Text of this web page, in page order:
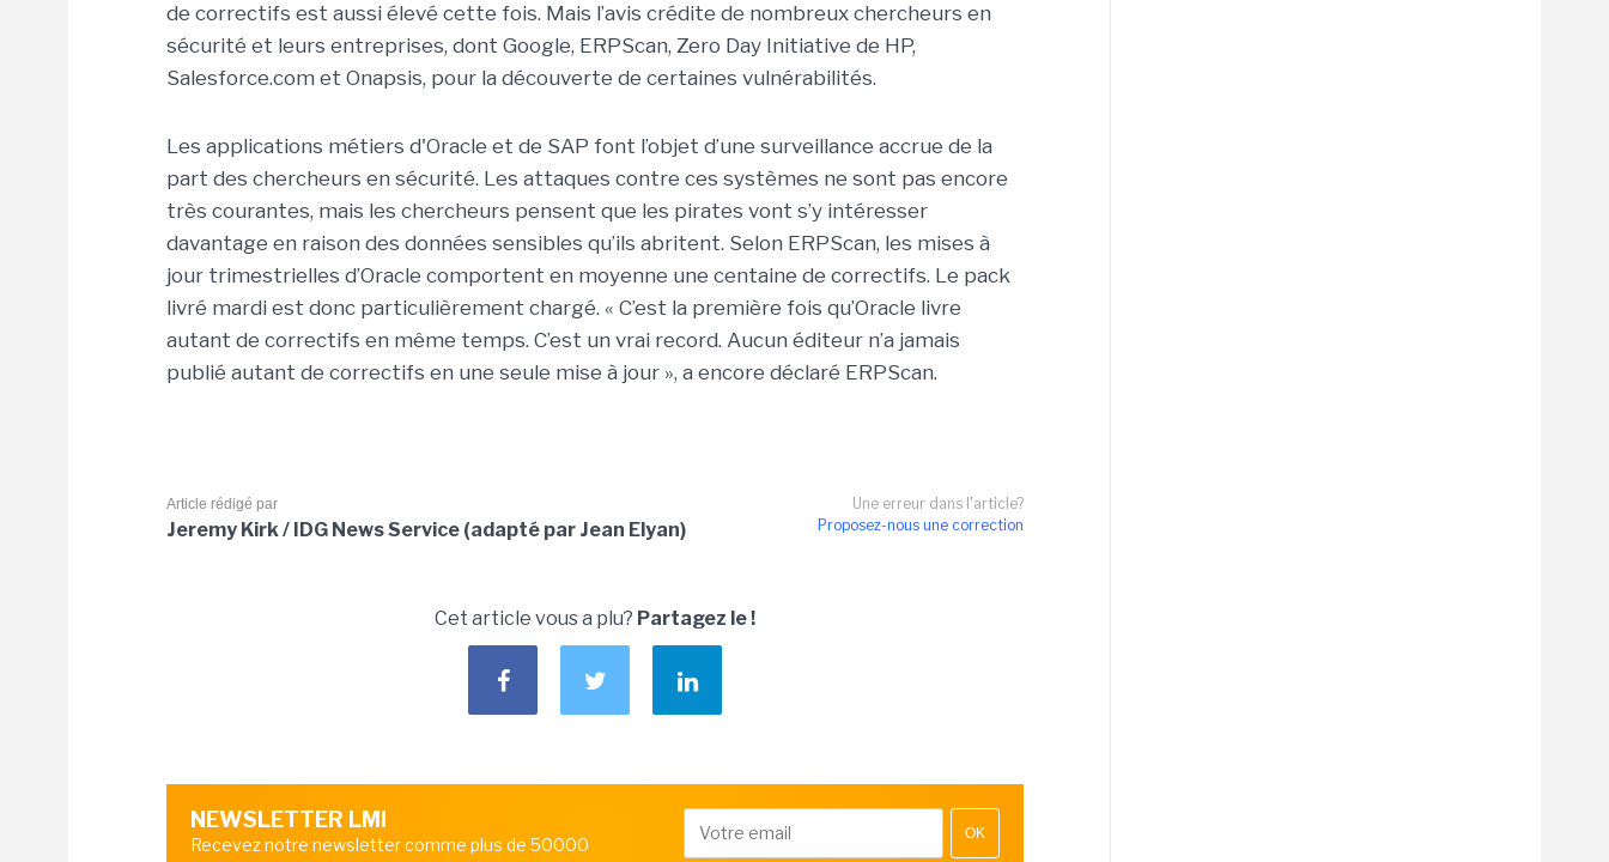
de correctifs est aussi élevé cette fois. Mais l’avis crédite de nombreux chercheurs en
sécurité et leurs entreprises, dont Google, ERPScan, Zero Day Initiative de HP,
Salesforce.com et Onapsis, pour la découverte de certaines vulnérabilités.
Les applications métiers d'Oracle et de SAP font l’objet d’une surveillance accrue de la
part des chercheurs en sécurité. Les attaques contre ces systèmes ne sont pas encore
très courantes, mais les chercheurs pensent que les pirates vont s’y intéresser
davantage en raison des données sensibles qu’ils abritent. Selon ERPScan, les mises à
jour trimestrielles d’Oracle comportent en moyenne une centaine de correctifs. Le pack
livré mardi est donc particulièrement chargé. « C’est la première fois qu’Oracle livre
autant de correctifs en même temps. C’est un vrai record. Aucun éditeur n’a jamais
publié autant de correctifs en une seule mise à jour », a encore déclaré ERPScan.
Une erreur dans l'article?
Proposez-nous une correction
Article rédigé par
Jeremy Kirk / IDG News Service (adapté par Jean Elyan)
Cet article vous a plu? Partagez le !
NEWSLETTER LMI
Recevez notre newsletter comme plus de 50000
OK